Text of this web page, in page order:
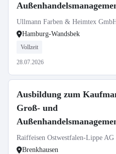
Ullmann Farben & Heimtex
Hamburg-Wandsbek
Vollzeit
28.07.2026
Ausbildung zum
Groß- und
Raiffeisen Ostwestfalen-Lippe AG
Brenkhausen